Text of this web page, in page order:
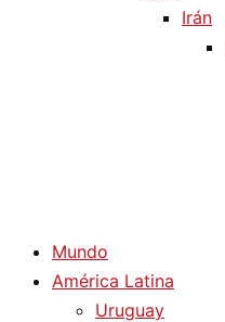
Irán
Mundo
América Latina
Uruguay